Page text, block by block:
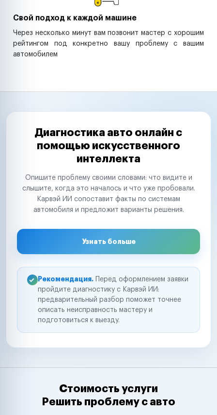
Свой подход к каждой машине
Через несколько минут вам позвонит мастер с хорошим
рейтингом под конкретно вашу проблему с вашим
автомобилем
Диагностика авто онлайн с
помощью искусственного
интеллекта
Опишите проблему своими словами: что видите и
слышите, когда это началось и что уже пробовали.
Карвэй ИИ сопоставит факты по системам
автомобиля и предложит варианты решения.
Узнать больше
Рекомендация. Перед оформлением заявки
пройдите диагностику с Карвэй ИИ:
предварительный разбор поможет точнее
описать неисправность мастеру и
подготовиться к выезду.
Стоимость услуги
Решить проблему с авто